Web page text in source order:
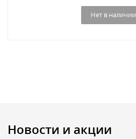
Нет в наличии
Новости и акции